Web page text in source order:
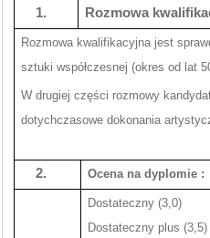
1. Rozmowa
Rozmowa kwalifikacyjna jest
sztuki współczesnej (okres od lat
W drugiej części rozmowy
dotychczasowe dokonania
2. Ocena na dyplomie :
Dostateczny (3,0)
Dostateczny plus (3,5)